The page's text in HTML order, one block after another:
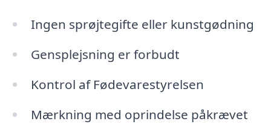
Ingen sprøjtegifte eller kunstgødning
Gensplejsning er forbudt
Kontrol af Fødevarestyrelsen
Mærkning med oprindelse påkrævet